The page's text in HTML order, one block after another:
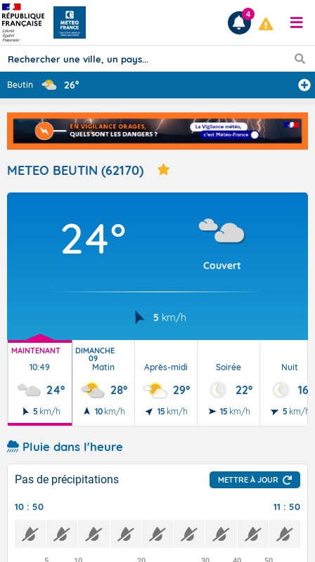
Prévisions
TOUS LES RÉSULTATS
Articles
4
Beutin 26°
METEO BEUTIN (62170)
24°
Couvert
5 km/h
MAINTENANT
10:49
24°
5 km/h
DIMANCHE
09
Matin
28°
10 km/h
Après-midi
29°
15 km/h
Soirée
22°
15 km/h
Nuit
16°
5 km/h
Pluie dans l'heure
Pas de précipitations METTRE À JOUR
10 : 50 11 : 50